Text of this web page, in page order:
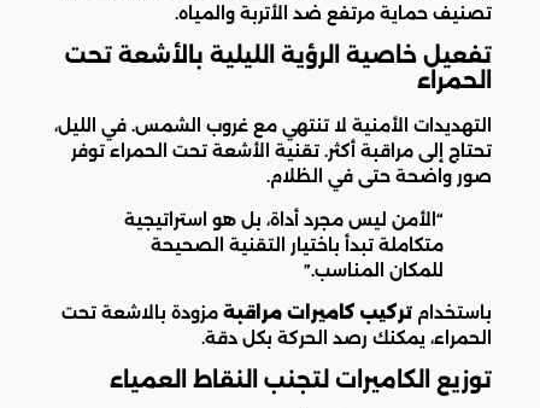
تصنيف حماية مرتفع ضد الأتربة والمياه.
تفعيل خاصية الرؤية الليلية بالأشعة تحت
الحمراء
التهديدات الأمنية لا تنتهي مع غروب الشمس. في الليل،
تحتاج إلى مراقبة أكثر. تقنية الأشعة تحت الحمراء توفر
صور واضحة حتى في الظلام.
“الأمن ليس مجرد أداة، بل هو استراتيجية
متكاملة تبدأ باختيار التقنية الصحيحة
للمكان المناسب.”
باستخدام تركيب كاميرات مراقبة مزودة بالاشعة تحت
الحمراء، يمكنك رصد الحركة بكل دقة.
توزيع الكاميرات لتجنب النقاط العمياء